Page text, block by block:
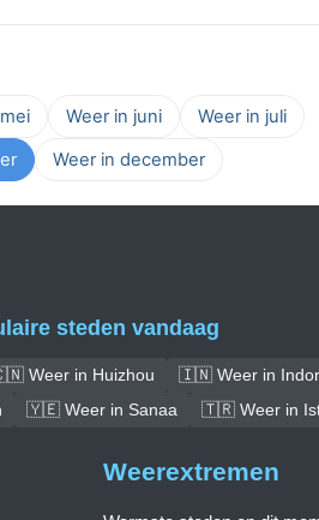
Weer in juni
Weer in juli
Weer in december
steden vandaag
Weer in Huizhou 🇮🇳 Weer in
🇾🇪 Weer in Sanaa 🇹🇷 Weer in
Weerextremen